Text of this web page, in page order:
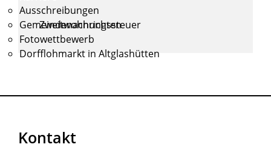
Ausschreibungen
Gemeindenachrichten
Fotowettbewerb
Dorfflohmarkt in Altglashütten
Zweitwohnungssteuer
Kontakt